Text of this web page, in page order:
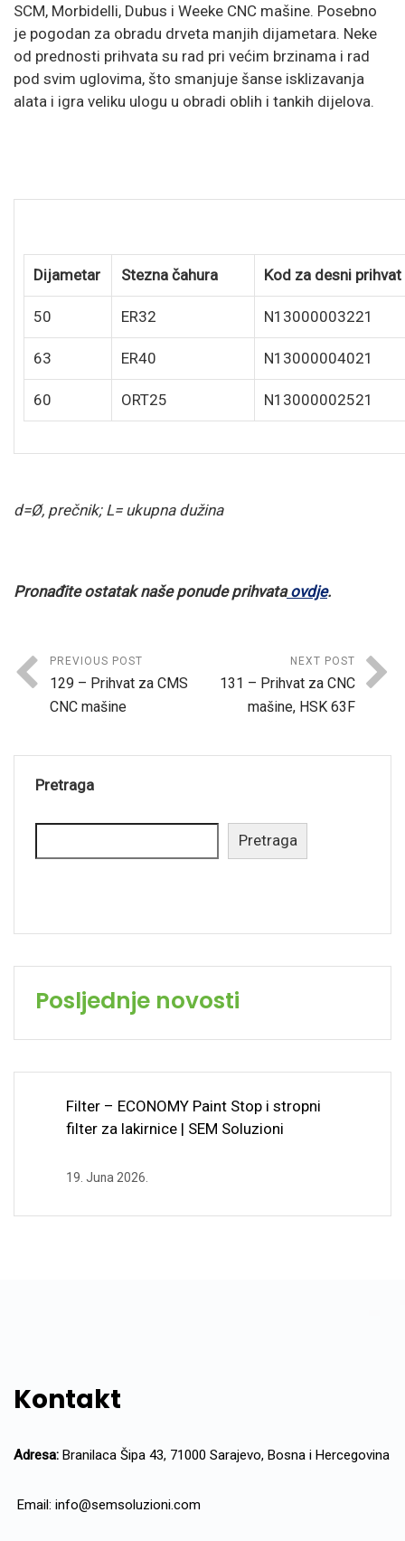
SCM, Morbidelli, Dubus i Weeke CNC mašine. Posebno
je pogodan za obradu drveta manjih dijametara. Neke
od prednosti prihvata su rad pri većim brzinama i rad
pod svim uglovima, što smanjuje šanse isklizavanja
alata i igra veliku ulogu u obradi oblih i tankih dijelova.
Dijametar Stezna čahura Kod za desni prihvat
50 ER32 N13000003221
63 ER40 N13000004021
60 ORT25 N13000002521
d=Ø, prečnik; L= ukupna dužina
Pronađite ostatak naše ponude prihvataovdje.
PREVIOUS POST
129 – Prihvat za CMS
CNC mašine
NEXT POST
131 – Prihvat za CNC
mašine, HSK 63F
Pretraga
Pretraga
Posljednje novosti
Filter – ECONOMY Paint Stop i stropni
filter za lakirnice | SEM Soluzioni
19. Juna 2026.
Kontakt
Adresa: Branilaca Šipa 43, 71000 Sarajevo, Bosna i Hercegovina
Email: info@semsoluzioni.com